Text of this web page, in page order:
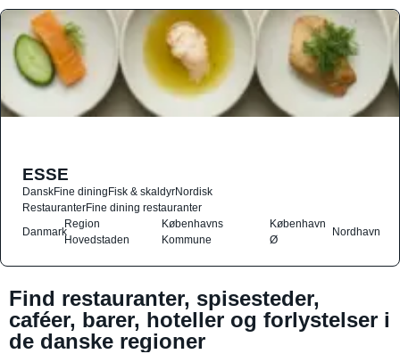
ESSE
DanskFine diningFisk & skaldyrNordisk
RestauranterFine dining restauranter
Danmark
Region
Hovedstaden
Københavns
Kommune
København
Ø
Nordhavn
Find restauranter, spisesteder,
caféer, barer, hoteller og forlystelser i
de danske regioner